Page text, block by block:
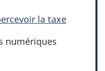
la taxe
numériques